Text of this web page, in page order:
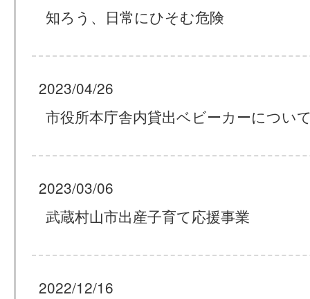
知ろう、日常にひそむ危険
2023/04/26
市役所本庁舎内貸出ベビーカーについ
2023/03/06
武蔵村山市出産子育て応援事業
2022/12/16